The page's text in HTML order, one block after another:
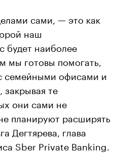
сами, — это как
наш
будет наиболее
мы готовы помогать,
семейными офисами и
те
они сами не
планируют расширять
Дегтярева, глава
Sber Private Banking.